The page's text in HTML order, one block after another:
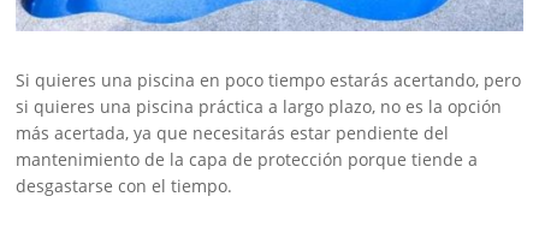
Si quieres una piscina en poco tiempo estarás acertando, pero
si quieres una piscina práctica a largo plazo, no es la opción
más acertada, ya que necesitarás estar pendiente del
mantenimiento de la capa de protección porque tiende a
desgastarse con el tiempo.